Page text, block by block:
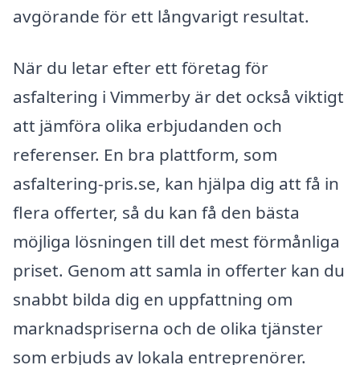
avgörande för ett långvarigt resultat.
När du letar efter ett företag för
asfaltering i Vimmerby är det också viktigt
att jämföra olika erbjudanden och
referenser. En bra plattform, som
asfaltering-pris.se, kan hjälpa dig att få in
flera offerter, så du kan få den bästa
möjliga lösningen till det mest förmånliga
priset. Genom att samla in offerter kan du
snabbt bilda dig en uppfattning om
marknadspriserna och de olika tjänster
som erbjuds av lokala entreprenörer.